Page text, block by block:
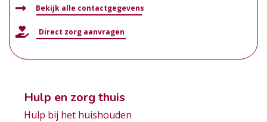
Bekijk alle contactgegevens
Direct zorg aanvragen
Hulp en zorg thuis
Hulp bij het huishouden